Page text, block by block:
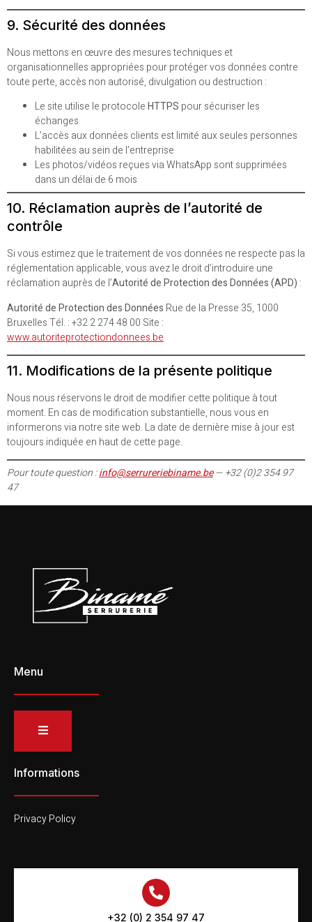
9. Sécurité des données
Nous mettons en œuvre des mesures techniques et
organisationnelles appropriées pour protéger vos données contre
toute perte, accès non autorisé, divulgation ou destruction :
Le site utilise le protocoleHTTPS pour sécuriser les
échanges
L’accès aux données clients est limité aux seules personnes
habilitées au sein de l’entreprise
Les photos/vidéos reçues via WhatsApp sont supprimées
dans un délai de 6 mois
10. Réclamation auprès de l’autorité de
contrôle
Si vous estimez que le traitement de vos données ne respecte pas la
réglementation applicable, vous avez le droit d’introduire une
réclamation auprès de l’Autorité de Protection des Données (APD) :
Autorité de Protection des Données Rue de la Presse 35, 1000
Bruxelles Tél. : +32 2 274 48 00 Site :
www.autoriteprotectiondonnees.be
11. Modifications de la présente politique
Nous nous réservons le droit de modifier cette politique à tout
moment. En cas de modification substantielle, nous vous en
informerons via notre site web. La date de dernière mise à jour est
toujours indiquée en haut de cette page.
Pour toute question :info@serrureriebiname.be— +32 (0)2 354 97
47
Menu
Informations
Privacy Policy
+32 (0) 2 354 97 47